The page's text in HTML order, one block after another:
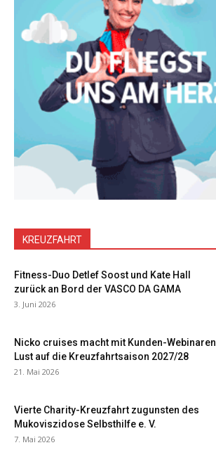
KREUZFAHRT
Fitness-Duo Detlef Soost und Kate Hall
zurück an Bord der VASCO DA GAMA
3. Juni 2026
Nicko cruises macht mit Kunden-Webinaren
Lust auf die Kreuzfahrtsaison 2027/28
21. Mai 2026
Vierte Charity-Kreuzfahrt zugunsten des
Mukoviszidose Selbsthilfe e. V.
7. Mai 2026